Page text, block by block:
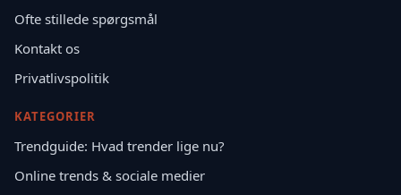
Ofte stillede spørgsmål
Kontakt os
Privatlivspolitik
KATEGORIER
Trendguide: Hvad trender lige nu?
Online trends & sociale medier